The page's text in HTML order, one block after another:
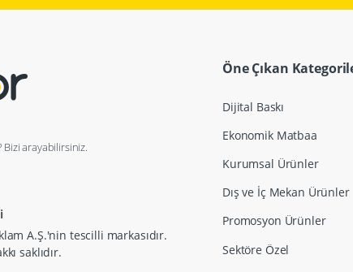
Bizi arayabilirsiniz.
A.Ş.'nin tescilli markasıdır.
saklıdır.
Öne Çıkan
Dijital Baskı
Ekonomik Matbaa
Kurumsal Ürünler
Dış ve İç Mekan Ürünler
Promosyon Ürünler
Sektöre Özel